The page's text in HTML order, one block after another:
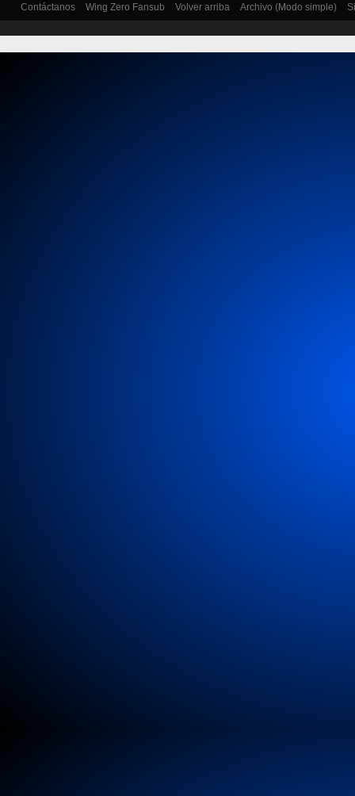
Contáctanos Wing Zero Fansub Volver arriba Archivo (Modo simple)